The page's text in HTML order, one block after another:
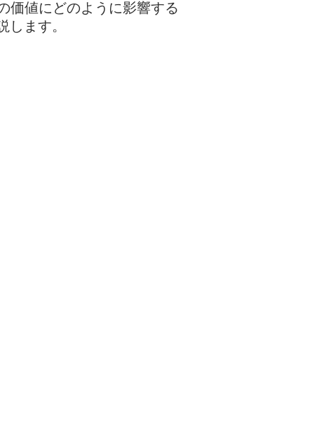
価値にどのように影響する
ます。